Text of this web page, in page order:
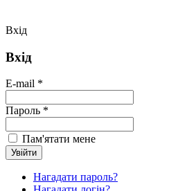
Вхід
Вхід
E-mail *
Пароль *
Пам'ятати мене
Нагадати пароль?